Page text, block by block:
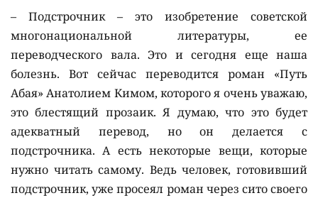
– Подстрочник – это изобретение советской
многонациональной литературы, ее
переводческого вала. Это и сегодня еще наша
болезнь. Вот сейчас переводится роман «Путь
Абая» Анатолием Кимом, которого я очень уважаю,
это блестящий прозаик. Я думаю, что это будет
адекватный перевод, но он делается с
подстрочника. А есть некоторые вещи, которые
нужно читать самому. Ведь человек, готовивший
подстрочник, уже просеял роман через сито своего